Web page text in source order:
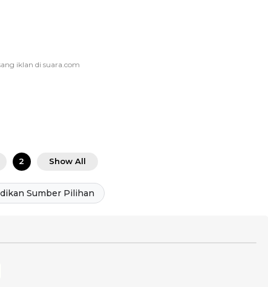
2 Show All
Sumber Pilihan